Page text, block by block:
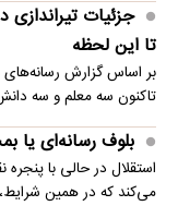
تا این لحظه
بر اساس گزارش رسانه‌های
تاکنون سه معلم و سه
بلوف رسانه‌ای یا
استقلال در حالی با
می‌کند که در همین شرایط،